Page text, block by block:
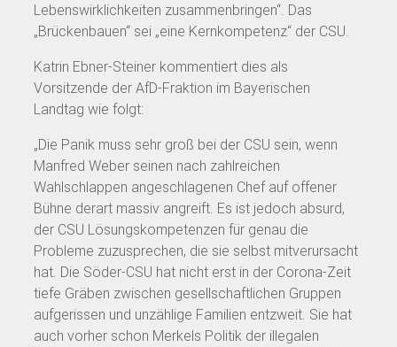
Lebenswirklichkeiten zusammenbringen“. Das
„Brückenbauen“ sei „eine Kernkompetenz“ der CSU.
Katrin Ebner-Steiner kommentiert dies als
Vorsitzende der AfD-Fraktion im Bayerischen
Landtag wie folgt:
„Die Panik muss sehr groß bei der CSU sein, wenn
Manfred Weber seinen nach zahlreichen
Wahlschlappen angeschlagenen Chef auf offener
Bühne derart massiv angreift. Es ist jedoch absurd,
der CSU Lösungskompetenzen für genau die
Probleme zuzusprechen, die sie selbst mitverursacht
hat. Die Söder-CSU hat nicht erst in der Corona-Zeit
tiefe Gräben zwischen gesellschaftlichen Gruppen
aufgerissen und unzählige Familien entzweit. Sie hat
auch vorher schon Merkels Politik der illegalen